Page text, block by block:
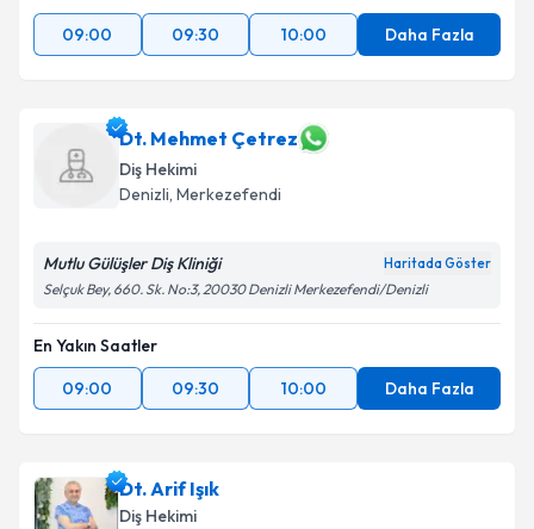
09:00
09:30 10:00 Daha Fazla
Dt. Mehmet Çetrez
Diş Hekimi
Denizli, Merkezefendi
Mutlu Gülüşler Diş Kliniği Haritada Göster
Selçuk Bey, 660. Sk. No:3, 20030 Denizli Merkezefendi/Denizli
En Yakın Saatler
09:00
09:30 10:00 Daha Fazla
Dt. Arif Işık
Diş Hekimi